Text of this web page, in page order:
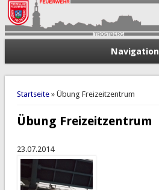
Navigation
Sie sind hier
Startseite» Übung Freizeitzentrum
Übung Freizeitzentrum
23.07.2014